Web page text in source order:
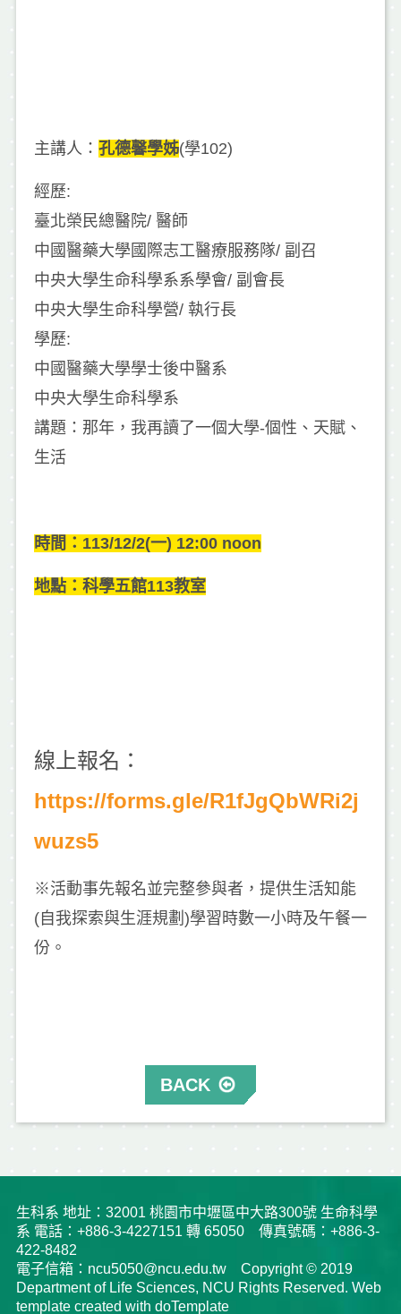
主講人： 孔德馨學姊(學102)
經歷:
臺北榮民總醫院/ 醫師
中國醫藥大學國際志工醫療服務隊/ 副召
中央大學生命科學系系學會/ 副會長
中央大學生命科學營/ 執行長
學歷:
中國醫藥大學學士後中醫系
中央大學生命科學系
講題：那年，我再讀了一個大學-個性、天賦、
生活
時間：113/12/2(一) 12:00 noon
地點：科學五館113教室
線上報名：
https://forms.gle/R1fJgQbWRi2j
wuzs5
※活動事先報名並完整參與者，提供生活知能
(自我探索與生涯規劃)學習時數一小時及午餐一
份。
BACK
生科系 地址：32001 桃園市中壢區中大路300號 生命科學
系 電話：+886-3-4227151 轉 65050 傳真號碼：+886-3-
422-8482
電子信箱：ncu5050@ncu.edu.tw Copyright © 2019
Department of Life Sciences, NCU Rights Reserved. Web
template created with doTemplate